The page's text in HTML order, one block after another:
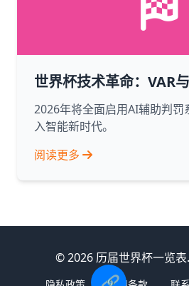
世界杯技术革命：VAR
2026年将全面启用AI辅助判罚
入智能新时代。
阅读更多
© 2026 历届世界杯一览
🔗